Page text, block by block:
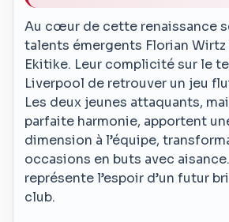
Au cœur de cette renaissance
talents émergents Florian
Ekitike. Leur complicité sur le
Liverpool de retrouver un jeu
Les deux jeunes attaquants,
parfaite harmonie, apportent
dimension à l’équipe,
occasions en buts avec
représente l’espoir d’un futur
club.